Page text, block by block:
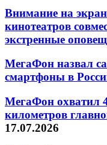
Внимание на
кинотеатров
экстренные
МегаФон назвал
смартфоны в
МегаФон охватил
километров
17.07.2026